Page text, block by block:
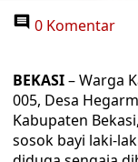
0 Komentar
BEKASI– Warga
005, Desa
Kabupaten
sosok bayi laki-